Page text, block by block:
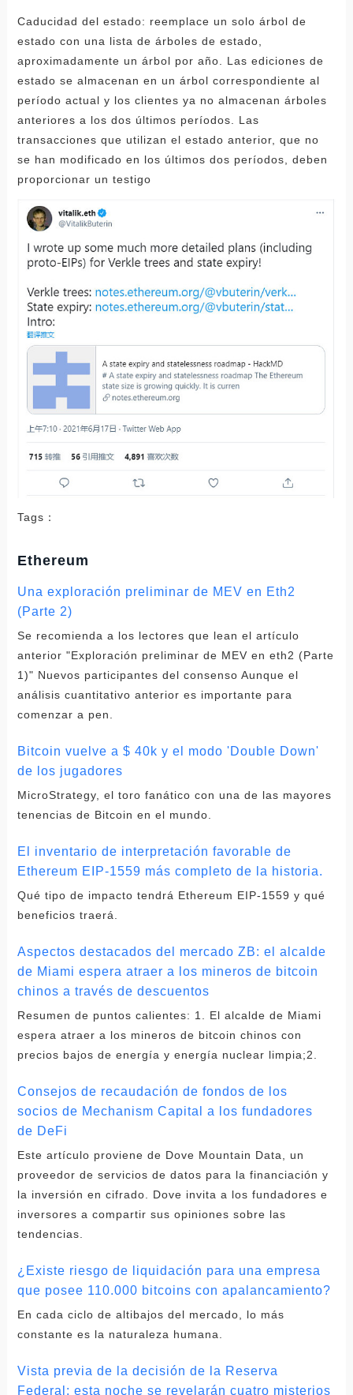
Caducidad del estado: reemplace un solo árbol de
estado con una lista de árboles de estado,
aproximadamente un árbol por año. Las ediciones de
estado se almacenan en un árbol correspondiente al
período actual y los clientes ya no almacenan árboles
anteriores a los dos últimos períodos. Las
transacciones que utilizan el estado anterior, que no
se han modificado en los últimos dos períodos, deben
proporcionar un testigo
Tags：
Ethereum
Una exploración preliminar de MEV en Eth2
(Parte 2)
Se recomienda a los lectores que lean el artículo
anterior "Exploración preliminar de MEV en eth2 (Parte
1)" Nuevos participantes del consenso Aunque el
análisis cuantitativo anterior es importante para
comenzar a pen.
Bitcoin vuelve a $ 40k y el modo 'Double Down'
de los jugadores
MicroStrategy, el toro fanático con una de las mayores
tenencias de Bitcoin en el mundo.
El inventario de interpretación favorable de
Ethereum EIP-1559 más completo de la historia.
Qué tipo de impacto tendrá Ethereum EIP-1559 y qué
beneficios traerá.
Aspectos destacados del mercado ZB: el alcalde
de Miami espera atraer a los mineros de bitcoin
chinos a través de descuentos
Resumen de puntos calientes: 1. El alcalde de Miami
espera atraer a los mineros de bitcoin chinos con
precios bajos de energía y energía nuclear limpia;2.
Consejos de recaudación de fondos de los
socios de Mechanism Capital a los fundadores
de DeFi
Este artículo proviene de Dove Mountain Data, un
proveedor de servicios de datos para la financiación y
la inversión en cifrado. Dove invita a los fundadores e
inversores a compartir sus opiniones sobre las
tendencias.
¿Existe riesgo de liquidación para una empresa
que posee 110.000 bitcoins con apalancamiento?
En cada ciclo de altibajos del mercado, lo más
constante es la naturaleza humana.
Vista previa de la decisión de la Reserva
Federal: esta noche se revelarán cuatro misterios